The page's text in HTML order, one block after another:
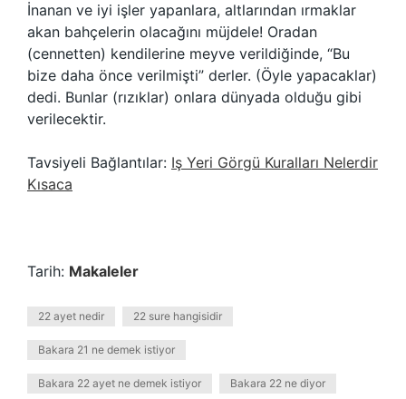
İnanan ve iyi işler yapanlara, altlarından ırmaklar
akan bahçelerin olacağını müjdele! Oradan
(cennetten) kendilerine meyve verildiğinde, “Bu
bize daha önce verilmişti” derler. (Öyle yapacaklar)
dedi. Bunlar (rızıklar) onlara dünyada olduğu gibi
verilecektir.
Tavsiyeli Bağlantılar: Iş Yeri Görgü Kuralları Nelerdir
Kısaca
Tarih: Makaleler
22 ayet nedir 22 sure hangisidir
Bakara 21 ne demek istiyor
Bakara 22 ayet ne demek istiyor Bakara 22 ne diyor